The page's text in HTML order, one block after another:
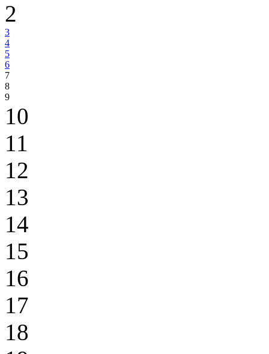
2
3
4
5
6
7
8
9
10
11
12
13
14
15
16
17
18